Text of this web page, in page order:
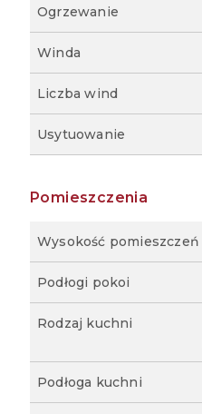
Ogrzewanie
Winda
Liczba wind
Usytuowanie
Pomieszczenia
Wysokość pomieszczeń
Podłogi pokoi
Rodzaj kuchni
Podłoga kuchni